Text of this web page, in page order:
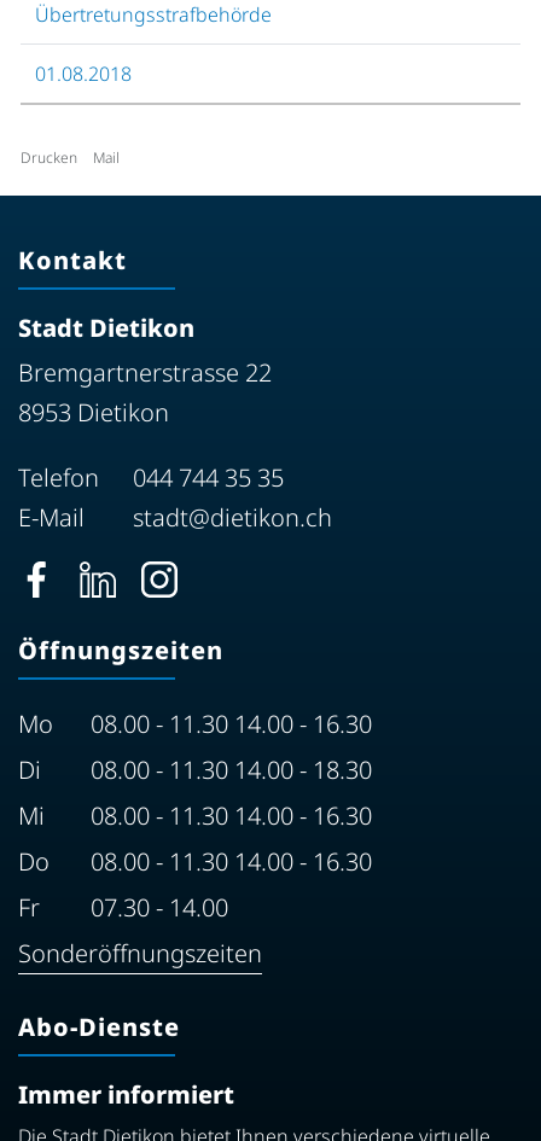
Übertretungsstrafbehörde
01.08.2018
Drucken Mail
Kontakt
Stadt Dietikon
Bremgartnerstrasse 22
8953 Dietikon
Telefon
044 744 35 35
E-Mail
stadt@dietikon.ch
Öffnungszeiten
Mo
08.00 - 11.30 14.00 - 16.30
Di
08.00 - 11.30 14.00 - 18.30
Mi
08.00 - 11.30 14.00 - 16.30
Do
08.00 - 11.30 14.00 - 16.30
Fr
07.30 - 14.00
Sonderöffnungszeiten
Abo-Dienste
Immer informiert